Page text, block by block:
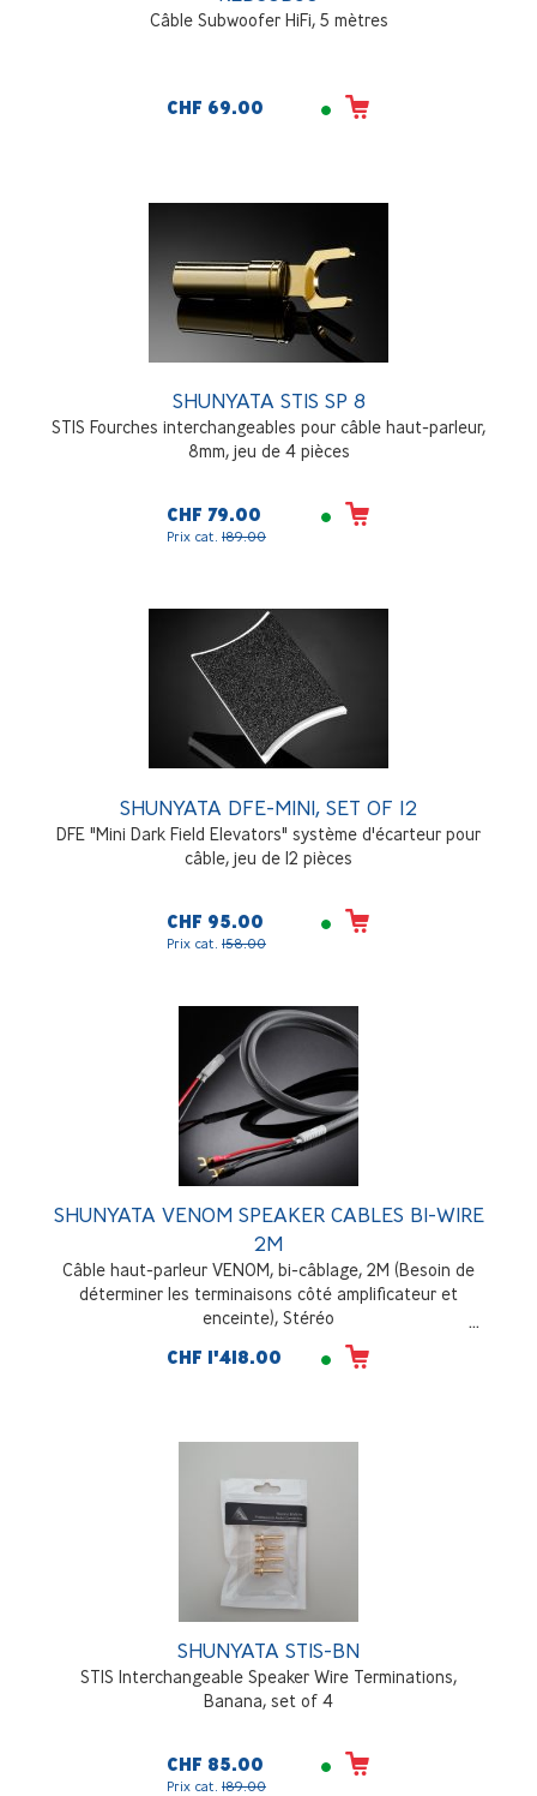
Câble Subwoofer HiFi, 5 mètres
CHF 69.00
SHUNYATA STIS SP 8
STIS Fourches interchangeables pour câble haut-parleur,
8mm, jeu de 4 pièces
CHF 79.00
Prix cat. 189.00
SHUNYATA DFE-MINI, SET OF 12
DFE "Mini Dark Field Elevators" système d'écarteur pour
câble, jeu de 12 pièces
CHF 95.00
Prix cat. 158.00
SHUNYATA VENOM SPEAKER CABLES BI-WIRE
2M
Câble haut-parleur VENOM, bi-câblage, 2M (Besoin de
déterminer les terminaisons côté amplificateur et
enceinte), Stéréo
CHF 1'418.00
SHUNYATA STIS-BN
STIS Interchangeable Speaker Wire Terminations,
Banana, set of 4
CHF 85.00
Prix cat. 189.00